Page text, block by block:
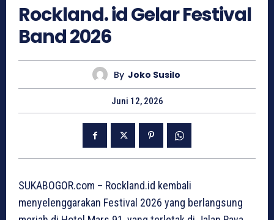
Rockland. id Gelar Festival
Band 2026
By Joko Susilo
Juni 12, 2026
SUKABOGOR.com – Rockland.id kembali
menyelenggarakan Festival 2026 yang berlangsung